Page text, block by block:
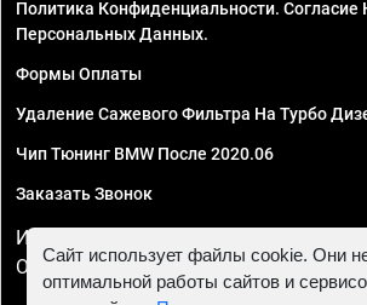
Политика Конфиденциальности. Согласие
Персональных Данных.
Формы Оплаты
Удаление Сажевого Фильтра На Турбо
Чип Тюнинг BMW После 2020.06
Заказать Звонок
ИП Смирнов Георгий Павлович. ИНН
ОГРНИП 324470400032610
Сайт использует файлы cookie. Они
оптимальной работы сайтов и